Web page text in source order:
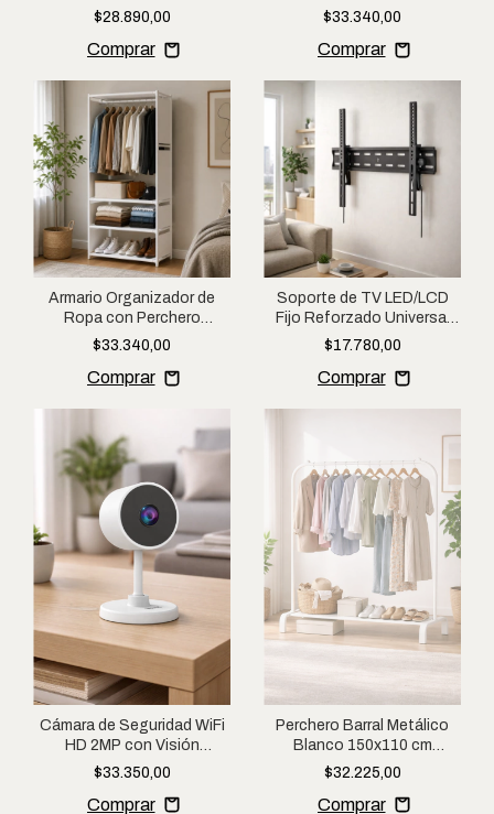
Multiuso Para Ropa
$28.890,00
Multifunción Armario
$33.340,00
Armario Organizador de
Ropa con Perchero
Guardarropa Multiuso
Hogar
$33.340,00
Soporte de TV LED/LCD
Fijo Reforzado Universal
26–55 Pulgadas con
Inclinación
$17.780,00
Cámara de Seguridad WiFi
HD 2MP con Visión
Nocturna, Audio
Bidireccional y Monitoreo
Remoto
$33.350,00
Perchero Barral Metálico
Blanco 150x110 cm
Exhibidor de Ropa Multiuso
$32.225,00